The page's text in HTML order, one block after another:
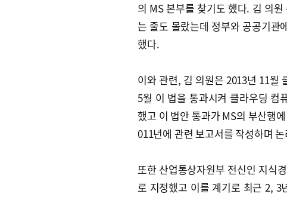
의 MS 본부를 찾기도 했다. 김 의
는 줄도 몰랐는데 정부와 공공기관
했다.
이와 관련, 김 의원은 2013년 11월
5월 이 법을 통과시켜 클라우딩 컴
했고 이 법안 통과가 MS의 부산행
011년에 관련 보고서를 작성하며
또한 산업통상자원부 전신인 지식
로 지정했고 이를 계기로 최근 2, 3